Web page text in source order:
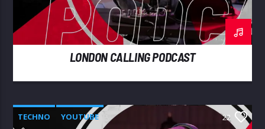
LONDON CALLING PODCAST
TECHNO YOUTUBE 22